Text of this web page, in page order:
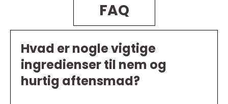
FAQ
Hvad er nogle vigtige
ingredienser til nem og
hurtig aftensmad?